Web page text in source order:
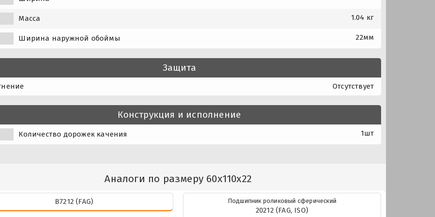
Масса 1.04 кг
Ширина наружной обоймы 22мм
Защита
Отсутствует
Конструкция и исполнение
Количество дорожек качения 1шт
Аналоги по размеру 60x110x22
B7212 (FAG) Подшипник роликовый сферический
20212 (FAG, ISO)